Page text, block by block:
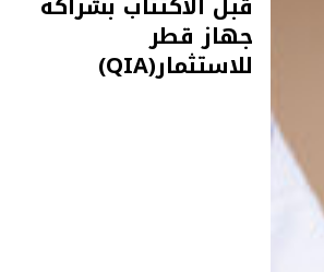
جهاز قطر
للاستثمار(QIA)